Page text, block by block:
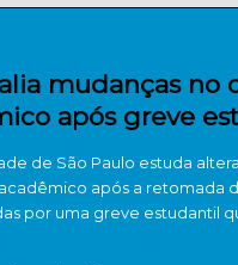
mudanças no
após greve
de São Paulo estuda
após a retomada
por uma greve estudantil